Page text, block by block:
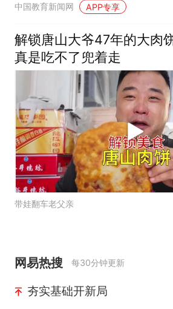
中国教育新闻网 APP专享
解锁唐山大爷47年的大肉
真是吃不了兜着走
带娃翻车老父亲
网易热搜 每30分钟更新
夯实基础开新局